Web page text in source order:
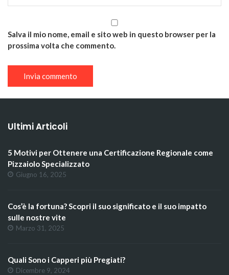
Salva il mio nome, email e sito web in questo browser per la
prossima volta che commento.
Ultimi Articoli
5 Motivi per Ottenere una Certificazione Regionale come
Pizzaiolo Specializzato
Giugno 16, 2025
Cos’è la fortuna? Scopri il suo significato e il suo impatto
sulle nostre vite
Marzo 31, 2025
Quali Sono i Capperi più Pregiati?
Dicembre 9, 2024